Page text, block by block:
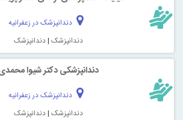
دندانپزشک در زعفرانیه
دندانپزشک |دندانپزشک
دندانپزشکی دکتر شیوا
دندانپزشک در زعفرانیه
دندانپزشک |دندانپزشک